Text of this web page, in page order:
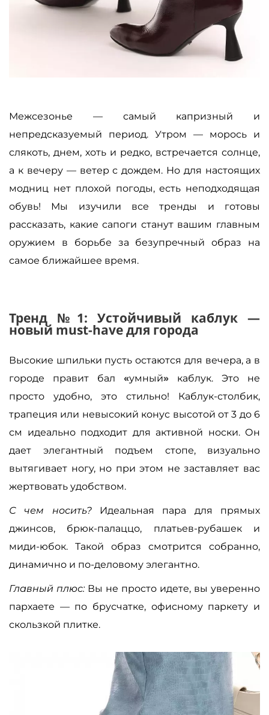
Межсезонье — самый капризный и
непредсказуемый период. Утром — морось и
слякоть, днем, хоть и редко, встречается солнце,
а к вечеру — ветер с дождем. Но для настоящих
модниц нет плохой погоды, есть неподходящая
обувь! Мы изучили все тренды и готовы
рассказать, какие сапоги станут вашим главным
оружием в борьбе за безупречный образ на
самое ближайшее время.
Тренд №1: Устойчивый каблук —
новый must-have для города
Высокие шпильки пусть остаются для вечера, а в
городе правит бал «умный» каблук. Это не
просто удобно, это стильно! Каблук-столбик,
трапеция или невысокий конус высотой от 3 до 6
см идеально подходит для активной носки. Он
дает элегантный подъем стопе, визуально
вытягивает ногу, но при этом не заставляет вас
жертвовать удобством.
С чем носить?
Идеальная пара для прямых
джинсов, брюк-палаццо, платьев-рубашек и
миди-юбок. Такой образ смотрится собранно,
динамично и по-деловому элегантно.
Главный плюс:Вы не просто идете, вы уверенно
пархаете — по брусчатке, офисному паркету и
скользкой плитке.